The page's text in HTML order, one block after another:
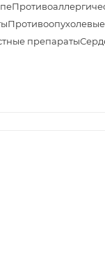
препараты